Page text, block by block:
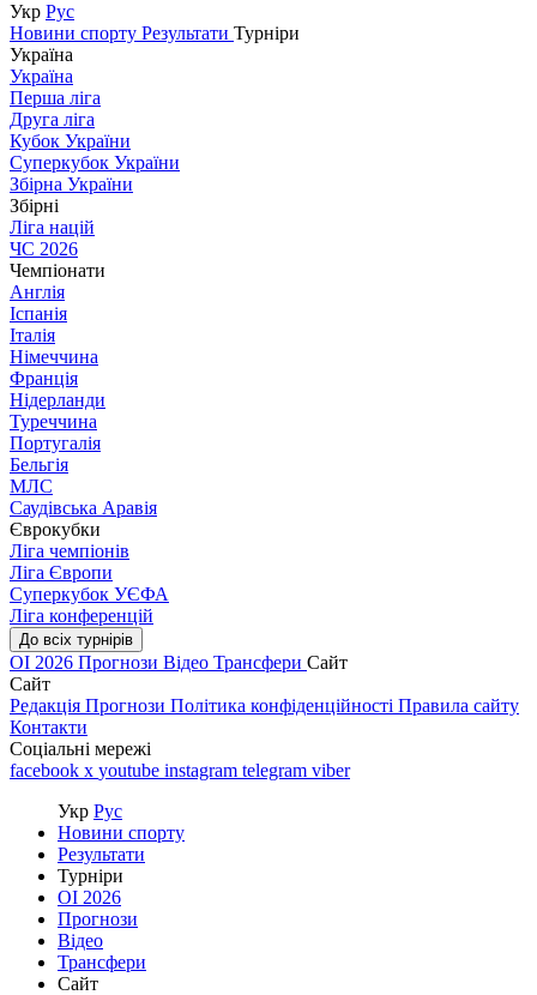
Укр Рус
Новини спорту Результати Турніри
Україна
Україна
Перша ліга
Друга ліга
Кубок України
Суперкубок України
Збірна України
Збірні
Ліга націй
ЧС 2026
Чемпіонати
Англія
Іспанія
Італія
Німеччина
Франція
Нідерланди
Туреччина
Португалія
Бельгія
МЛС
Саудівська Аравія
Єврокубки
Ліга чемпіонів
Ліга Європи
Суперкубок УЄФА
Ліга конференцій
До всіх турнірів
ОІ 2026 Прогнози Відео Трансфери Сайт
Сайт
Редакція Прогнози Політика конфіденційності Правила сайту
Контакти
Соціальні мережі
facebook x youtube instagram telegram viber
Укр Рус
Новини спорту
Результати
Турніри
ОІ 2026
Прогнози
Відео
Трансфери
Сайт